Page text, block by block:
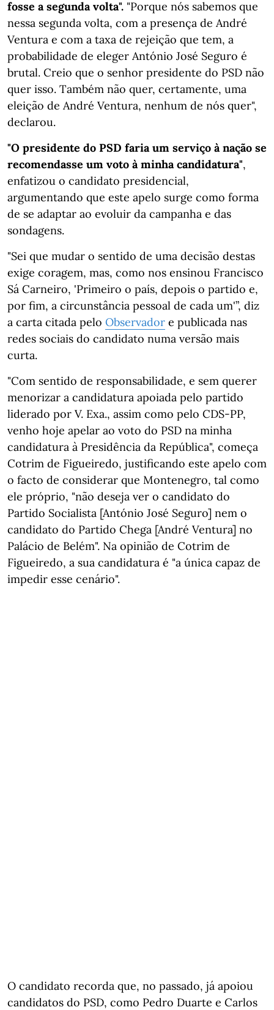
fosse a segunda volta". "Porque nós sabemos que
nessa segunda volta, com a presença de André
Ventura e com a taxa de rejeição que tem, a
probabilidade de eleger António José Seguro é
brutal. Creio que o senhor presidente do PSD não
quer isso. Também não quer, certamente, uma
eleição de André Ventura, nenhum de nós quer",
declarou.
"O presidente do PSD faria um serviço à nação se
recomendasse um voto à minha candidatura",
enfatizou o candidato presidencial,
argumentando que este apelo surge como forma
de se adaptar ao evoluir da campanha e das
sondagens.
"Sei que mudar o sentido de uma decisão destas
exige coragem, mas, como nos ensinou Francisco
Sá Carneiro, 'Primeiro o país, depois o partido e,
por fim, a circunstância pessoal de cada um'”, diz
a carta citada pelo Observador e publicada nas
redes sociais do candidato numa versão mais
curta.
"Com sentido de responsabilidade, e sem querer
menorizar a candidatura apoiada pelo partido
liderado por V. Exa., assim como pelo CDS-PP,
venho hoje apelar ao voto do PSD na minha
candidatura à Presidência da República", começa
Cotrim de Figueiredo, justificando este apelo com
o facto de considerar que Montenegro, tal como
ele próprio, "não deseja ver o candidato do
Partido Socialista [António José Seguro] nem o
candidato do Partido Chega [André Ventura] no
Palácio de Belém". Na opinião de Cotrim de
Figueiredo, a sua candidatura é "a única capaz de
impedir esse cenário".
O candidato recorda que, no passado, já apoiou
candidatos do PSD, como Pedro Duarte e Carlos